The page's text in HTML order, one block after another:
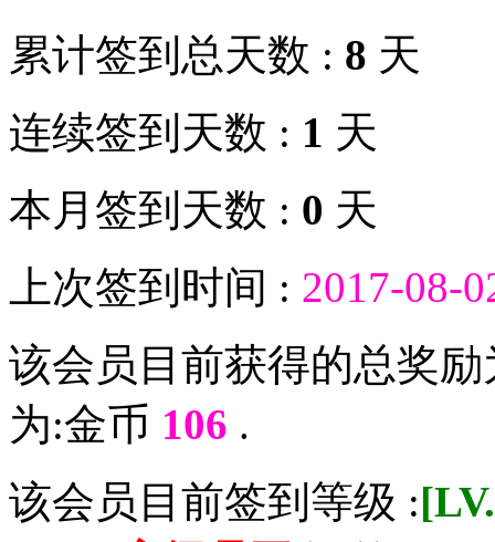
累计签到总天数 : 8 天
连续签到天数 : 1 天
本月签到天数 : 0 天
上次签到时间 : 2017-08-
该会员目前获得的总奖
为:金币 106 .
该会员目前签到等级 :